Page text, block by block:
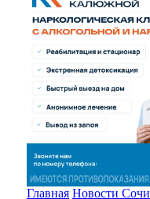
Главная Новости Сочи